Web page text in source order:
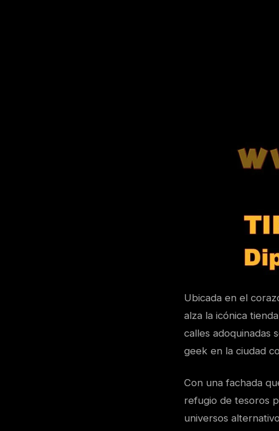
Ubicada en el
alza la icónica
calles adoquinadas
geek en la ciudad
Con una fachada
refugio de tesoros
universos